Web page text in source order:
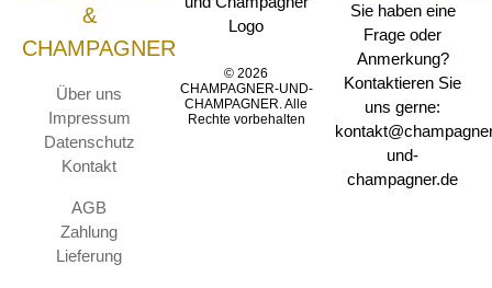
&
CHAMPAGNER
Über uns
Impressum
Datenschutz
Kontakt
AGB
Zahlung
Lieferung
© 2026
CHAMPAGNER-UND-
CHAMPAGNER. Alle
Rechte vorbehalten
Sie haben eine
Frage oder
Anmerkung?
Kontaktieren Sie
uns gerne:
und-
champagner.de